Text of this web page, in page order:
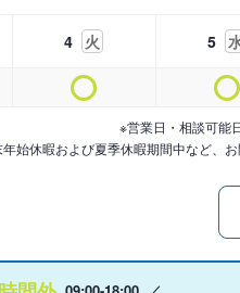
4 火 5
※営業日・相談可能
始休暇および夏季休暇期間中など、